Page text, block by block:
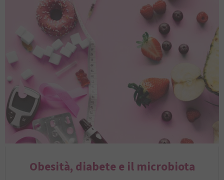
Obesità, diabete e il microbiota